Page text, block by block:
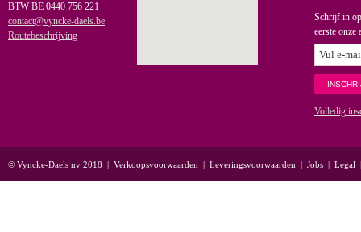
BTW BE 0440 756 221
contact@vyncke-daels.be
Routebeschrijving
Schrijf in
eerste onze
Volledig
© Vyncke-Daels nv 2018 | Verkoopsvoorwaarden | Leveringsvoorwaarden | Jobs | Legal